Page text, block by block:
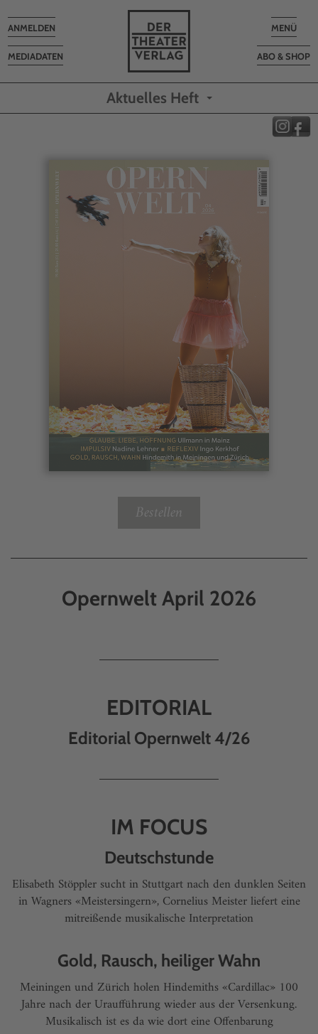
Toggle
MENÜ
ABO & SHOP
MEDIADATEN
Toggle
navigation
ANMELDEN
Aktuelles Heft
Bestellen
Opernwelt April 2026
EDITORIAL
Editorial Opernwelt 4/26
IM FOCUS
Deutschstunde
Elisabeth Stöppler sucht in Stuttgart nach den dunklen Seiten
in Wagners «Meistersingern», Cornelius Meister liefert eine
mitreißende musikalische Interpretation
Gold, Rausch, heiliger Wahn
Meiningen und Zürich holen Hindemiths «Cardillac» 100
Jahre nach der Uraufführung wieder aus der Versenkung.
Musikalisch ist es da wie dort eine Offenbarung